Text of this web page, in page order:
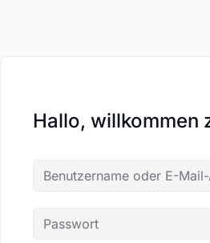
Hallo, willkommen